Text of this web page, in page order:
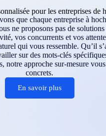
pour les entreprises de
que chaque entreprise à
ne proposons pas de
vos concurrents et vos
qui vous ressemble. Qu’il
sur des mots-clés
notre approche sur-mesure
concrets.
En savoir plus